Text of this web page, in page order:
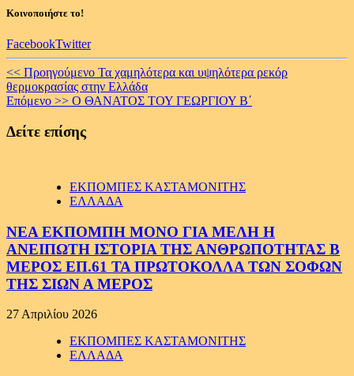
Κοινοποιήστε το!
FacebookTwitter
Continue
Reading
<< Προηγούμενο Τα χαμηλότερα και υψηλότερα ρεκόρ
θερμοκρασίας στην Ελλάδα
Επόμενο >> Ο ΘΑΝΑΤΟΣ ΤΟΥ ΓΕΩΡΓΙΟΥ Β΄
Δείτε επίσης
ΕΚΠΟΜΠΕΣ ΚΑΣΤΑΜΟΝΙΤΗΣ
ΕΛΛΑΔΑ
ΝΕΑ ΕΚΠΟΜΠΗ ΜΟΝΟ ΓΙΑ ΜΕΛΗ Η
ΑΝΕΙΠΩΤΗ ΙΣΤΟΡΙΑ ΤΗΣ ΑΝΘΡΩΠΟΤΗΤΑΣ Β
ΜΕΡΟΣ ΕΠ.61 ΤΑ ΠΡΩΤΟΚΟΛΛΑ ΤΩΝ ΣΟΦΩΝ
ΤΗΣ ΣΙΩΝ Α ΜΕΡΟΣ
27 Απριλίου 2026
ΕΚΠΟΜΠΕΣ ΚΑΣΤΑΜΟΝΙΤΗΣ
ΕΛΛΑΔΑ